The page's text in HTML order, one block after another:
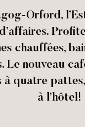
Orford,
chauffées,
nouveau
quatre
à l’hôtel!